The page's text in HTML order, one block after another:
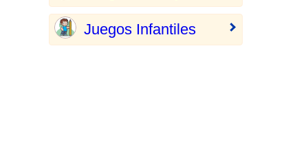
Juegos Infantiles